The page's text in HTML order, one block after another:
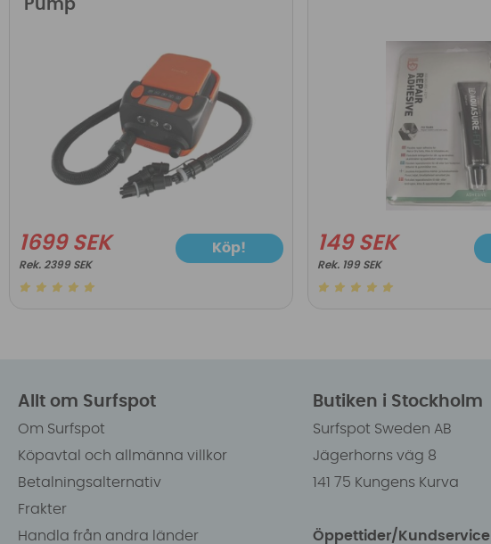
Pump
1699 SEK
2399 SEK
Köp! 149 SEK
199 SEK
Allt om Surfspot
Om Surfspot
Köpavtal och allmänna villkor
Betalningsalternativ
Frakter
Handla från andra länder
Butiken i Stockholm
Surfspot Sweden AB
Jägerhorns väg 8
141 75 Kungens Kurva
Öppettider/Kundservice